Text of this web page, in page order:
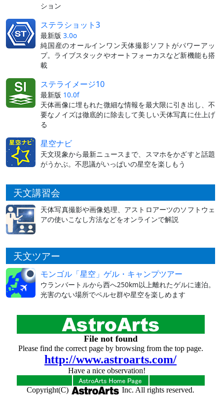
ション
ステラショット3
最新版 3.0o
純国産のオールインワン天体撮影ソフトがパワーアッ
プ。ライブスタックやオートフォーカスなど新機能も搭
載
ステライメージ10
最新版 10.0f
天体画像に埋もれた微細な情報を最大限に引き出し、不
要なノイズは徹底的に除去して美しい天体写真に仕上げ
る
星空ナビ
天文現象から最新ニュースまで、スマホをかざすと話題
がうかぶ。不思議がいっぱいの星空を楽しもう
天文講習会
天体写真撮影や画像処理、アストロアーツのソフトウェ
アの使いこなし方法などをオンラインで解説
天文ツアー
モンゴル「星空」ゲル・キャンプツアー
ウランバートルから西へ250km以上離れたゲルに連泊。
光害のない場所でペルセ群や星空を楽しめます